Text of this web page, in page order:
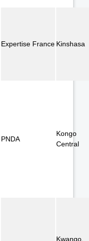
Expertise France Kinshasa
PNDA
Kongo
Central
Kwango,